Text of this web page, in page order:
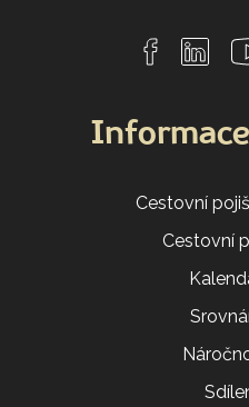
Cestovní
Cestovní